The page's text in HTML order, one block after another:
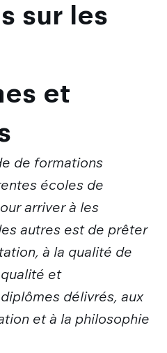
sur les
et
de formations
écoles de
arriver à les
autres est de prêter
à la qualité de
et
délivrés, aux
et à la philosophie